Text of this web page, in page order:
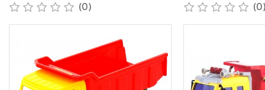
(0)